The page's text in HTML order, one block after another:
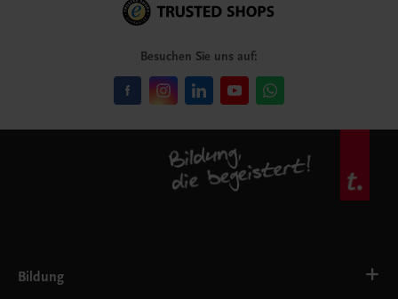
Besuchen Sie uns auf:
Bildung